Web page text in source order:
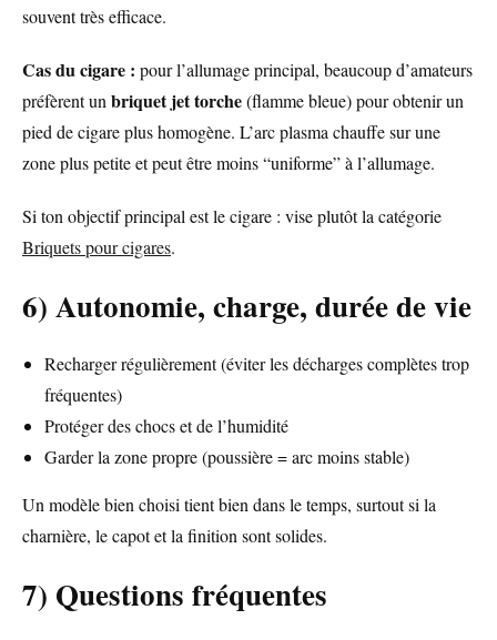
souvent très efficace.
Cas du cigare : pour l’allumage principal, beaucoup d’amateurs
préfèrent un briquet jet torche(flamme bleue) pour obtenir un
pied de cigare plus homogène. L’arc plasma chauffe sur une
zone plus petite et peut être moins “uniforme” à l’allumage.
Si ton objectif principal est le cigare : vise plutôt la catégorie
Briquets pour cigares.
6) Autonomie, charge, durée de vie
Recharger régulièrement (éviter les décharges complètes trop
fréquentes)
Protéger des chocs et de l’humidité
Garder la zone propre (poussière = arc moins stable)
Un modèle bien choisi tient bien dans le temps, surtout si la
charnière, le capot et la finition sont solides.
7) Questions fréquentes